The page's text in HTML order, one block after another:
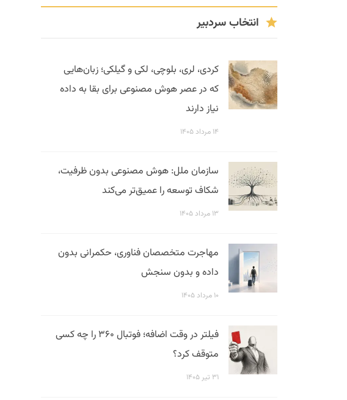
انتخاب سردبیر
کردی، لری، بلوچی، لکی و گیلکی؛ زبان‌هایی
که در عصر هوش مصنوعی برای بقا به داده
نیاز دارند
۱۴ مرداد ۱۴۰۵
سازمان ملل: هوش مصنوعی بدون ظرفیت،
شکاف توسعه را عمیق‌تر می‌کند
۱۳ مرداد ۱۴۰۵
مهاجرت متخصصان فناوری، حکمرانی بدون
داده و بدون سنجش
۱۰ مرداد ۱۴۰۵
فیلتر در وقت اضافه؛ فوتبال ۳۶۰ را چه کسی
متوقف کرد؟
۳۱ تیر ۱۴۰۵